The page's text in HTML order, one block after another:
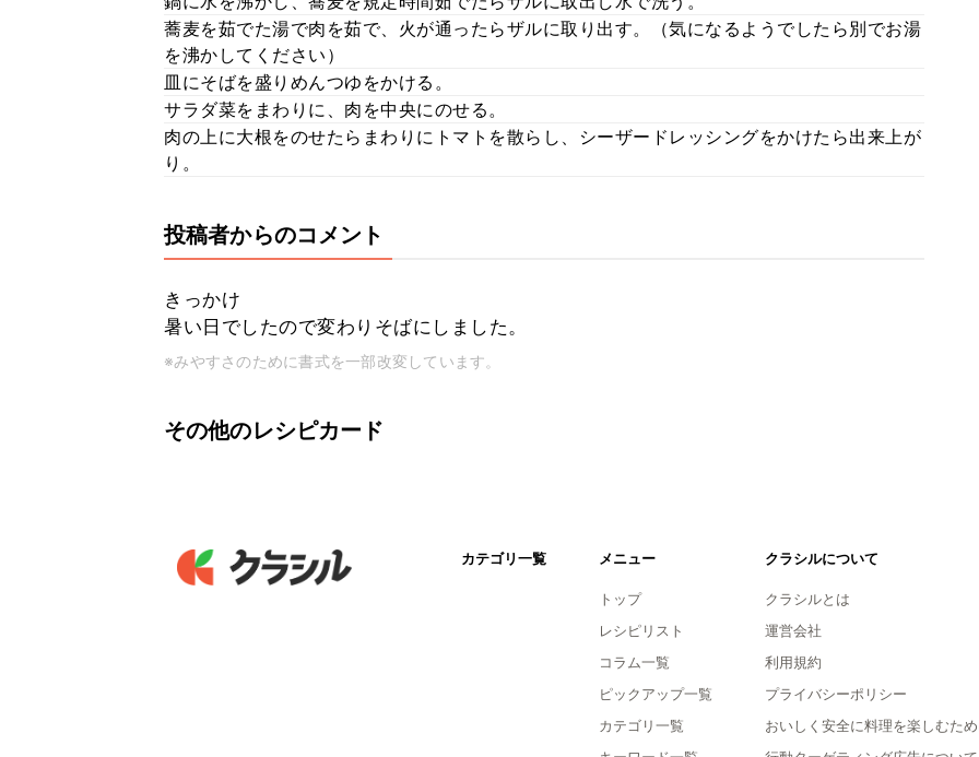
蕎麦を茹でた湯で肉を茹で、火が通ったらザルに取り出す。（気になるようでしたら別でお湯
を沸かしてください）
皿にそばを盛りめんつゆをかける。
サラダ菜をまわりに、肉を中央にのせる。
肉の上に大根をのせたらまわりにトマトを散らし、シーザードレッシングをかけたら出来上が
り。
投稿者からのコメント
きっかけ
暑い日でしたので変わりそばにしました。
※みやすさのために書式を一部改変しています。
その他のレシピカード
カテゴリ一覧 メニュー
トップ
レシピリスト
コラム一覧
ピックアップ一覧
カテゴリ一覧
クラシルについて
クラシルとは
運営会社
利用規約
プライバシーポリシー
おいしく安全に料理を楽しむため